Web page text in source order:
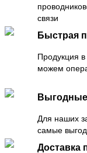
связи
Быстрая
Продукция
можем
Для наших
самые
Доставка